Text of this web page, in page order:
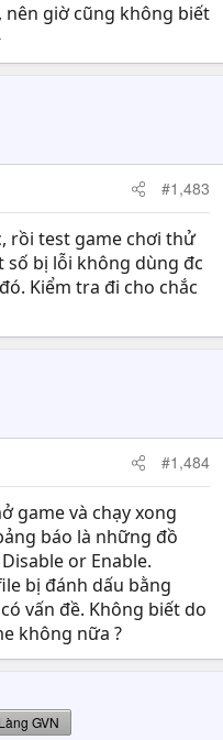
giờ cũng không biết
#1,483
rồi test game chơi thử
số bị lỗi không dùng đc
Kiểm tra đi cho chắc
#1,484
game và chạy xong
báo là những đồ
or Enable.
bị đánh dấu bằng
vấn đề. Không biết do
không nữa ?
GVN